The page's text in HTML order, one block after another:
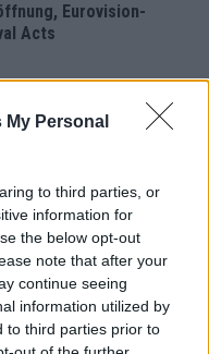
Personal
to third parties, or
information for
the below opt-out
note that after your
continue seeing
information utilized by
to third parties prior to
Eurovision-
Acts
steht – alle 25 Acts
– alle 25 Acts und